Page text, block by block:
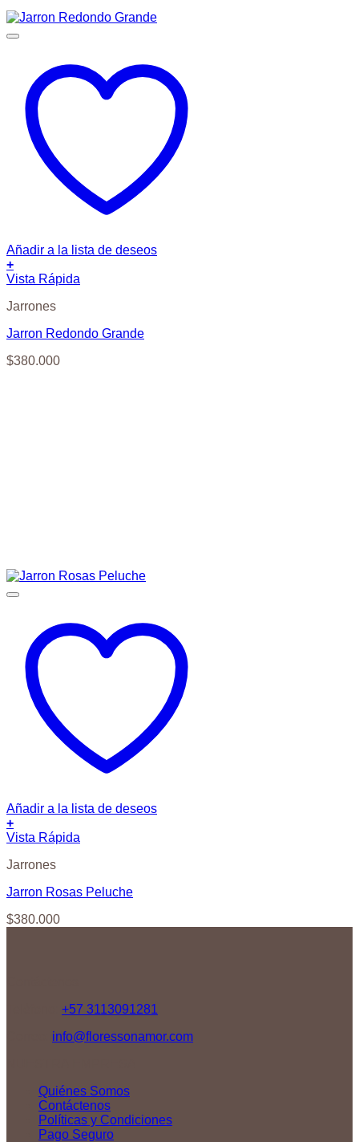
Añadir a la lista de deseos
+
Vista Rápida
Jarrones
Jarron Redondo Grande
$380.000
Añadir a la lista de deseos
+
Vista Rápida
Jarrones
Jarron Rosas Peluche
$380.000
+57 3113091281
info@floressonamor.com
Quiénes Somos
Contáctenos
Políticas y Condiciones
Pago Seguro